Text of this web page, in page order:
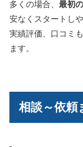
多くの場合、 最初
安なくスタートし
実績評価、口コミ
ます。
相談～依頼